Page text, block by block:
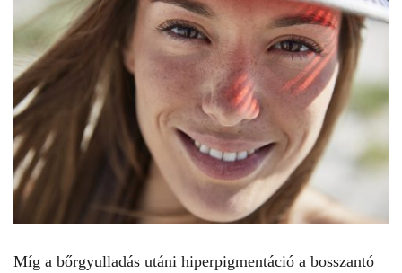
Míg a bőrgyulladás utáni hiperpigmentáció a bosszantó